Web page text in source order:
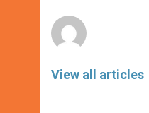
View all articles